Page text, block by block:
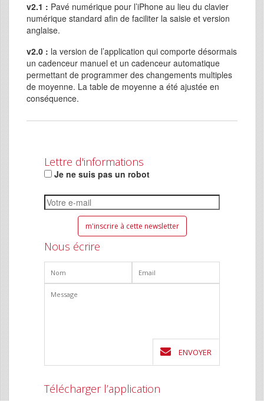
v2.1 : Pavé numérique pour l’iPhone au lieu du clavier
numérique standard afin de faciliter la saisie et version
anglaise.
v2.0 : la version de l’application qui comporte désormais
un cadenceur manuel et un cadenceur automatique
permettant de programmer des changements multiples
de moyenne. La table de moyenne a été ajustée en
conséquence.
Lettre d'informations
Je ne suis pas un robot
Nous écrire
ENVOYER
Télécharger l’application